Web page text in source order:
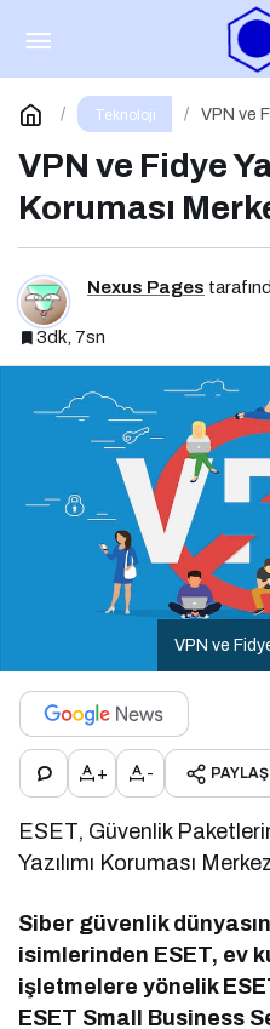
Teknoloji
VPN ve
VPN ve Fidye
Koruması
Nexus Pages
3dk, 7sn
VPN ve
+ - PAYLAŞ
ESET, Güvenlik
Yazılımı Koruması
Siber güvenlik
isimlerinden ESET, ev
işletmelere yönelik
ESET Small Business
Dijital dünyanın
Yorum Yap